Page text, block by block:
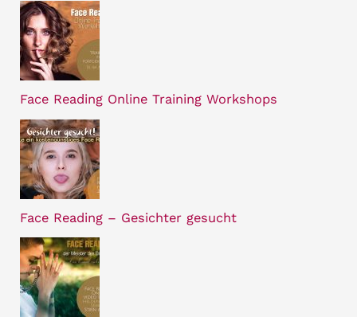
Face Reading Online Training Workshops
Face Reading – Gesichter gesucht